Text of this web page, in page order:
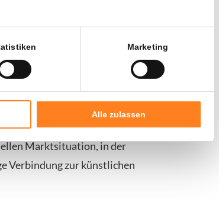
Marketing
Alle zulassen
nennt. Der Erlös aus dem
fließen. Danach folgen
sondern als
Marktsituation, in der
Verbindung zur künstlichen